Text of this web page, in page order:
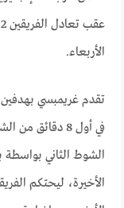
الأربعاء.
تقدم غريمبسي بهدفين
في أول 8
الشوط الثاني بواسطة
الأخيرة، ليحتكم